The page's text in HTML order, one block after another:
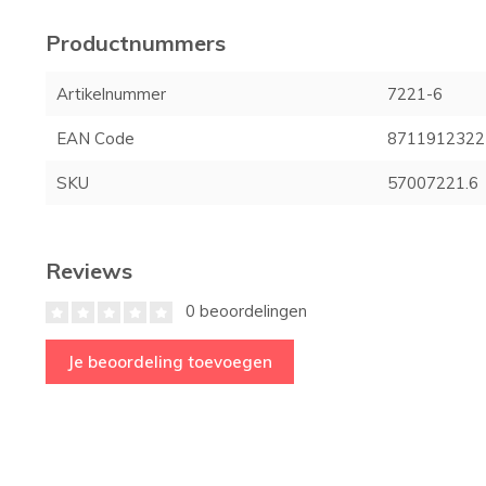
Productnummers
Artikelnummer 7221-6
EAN Code
SKU 57007221.6
Reviews
0 beoordelingen
Je beoordeling toevoegen